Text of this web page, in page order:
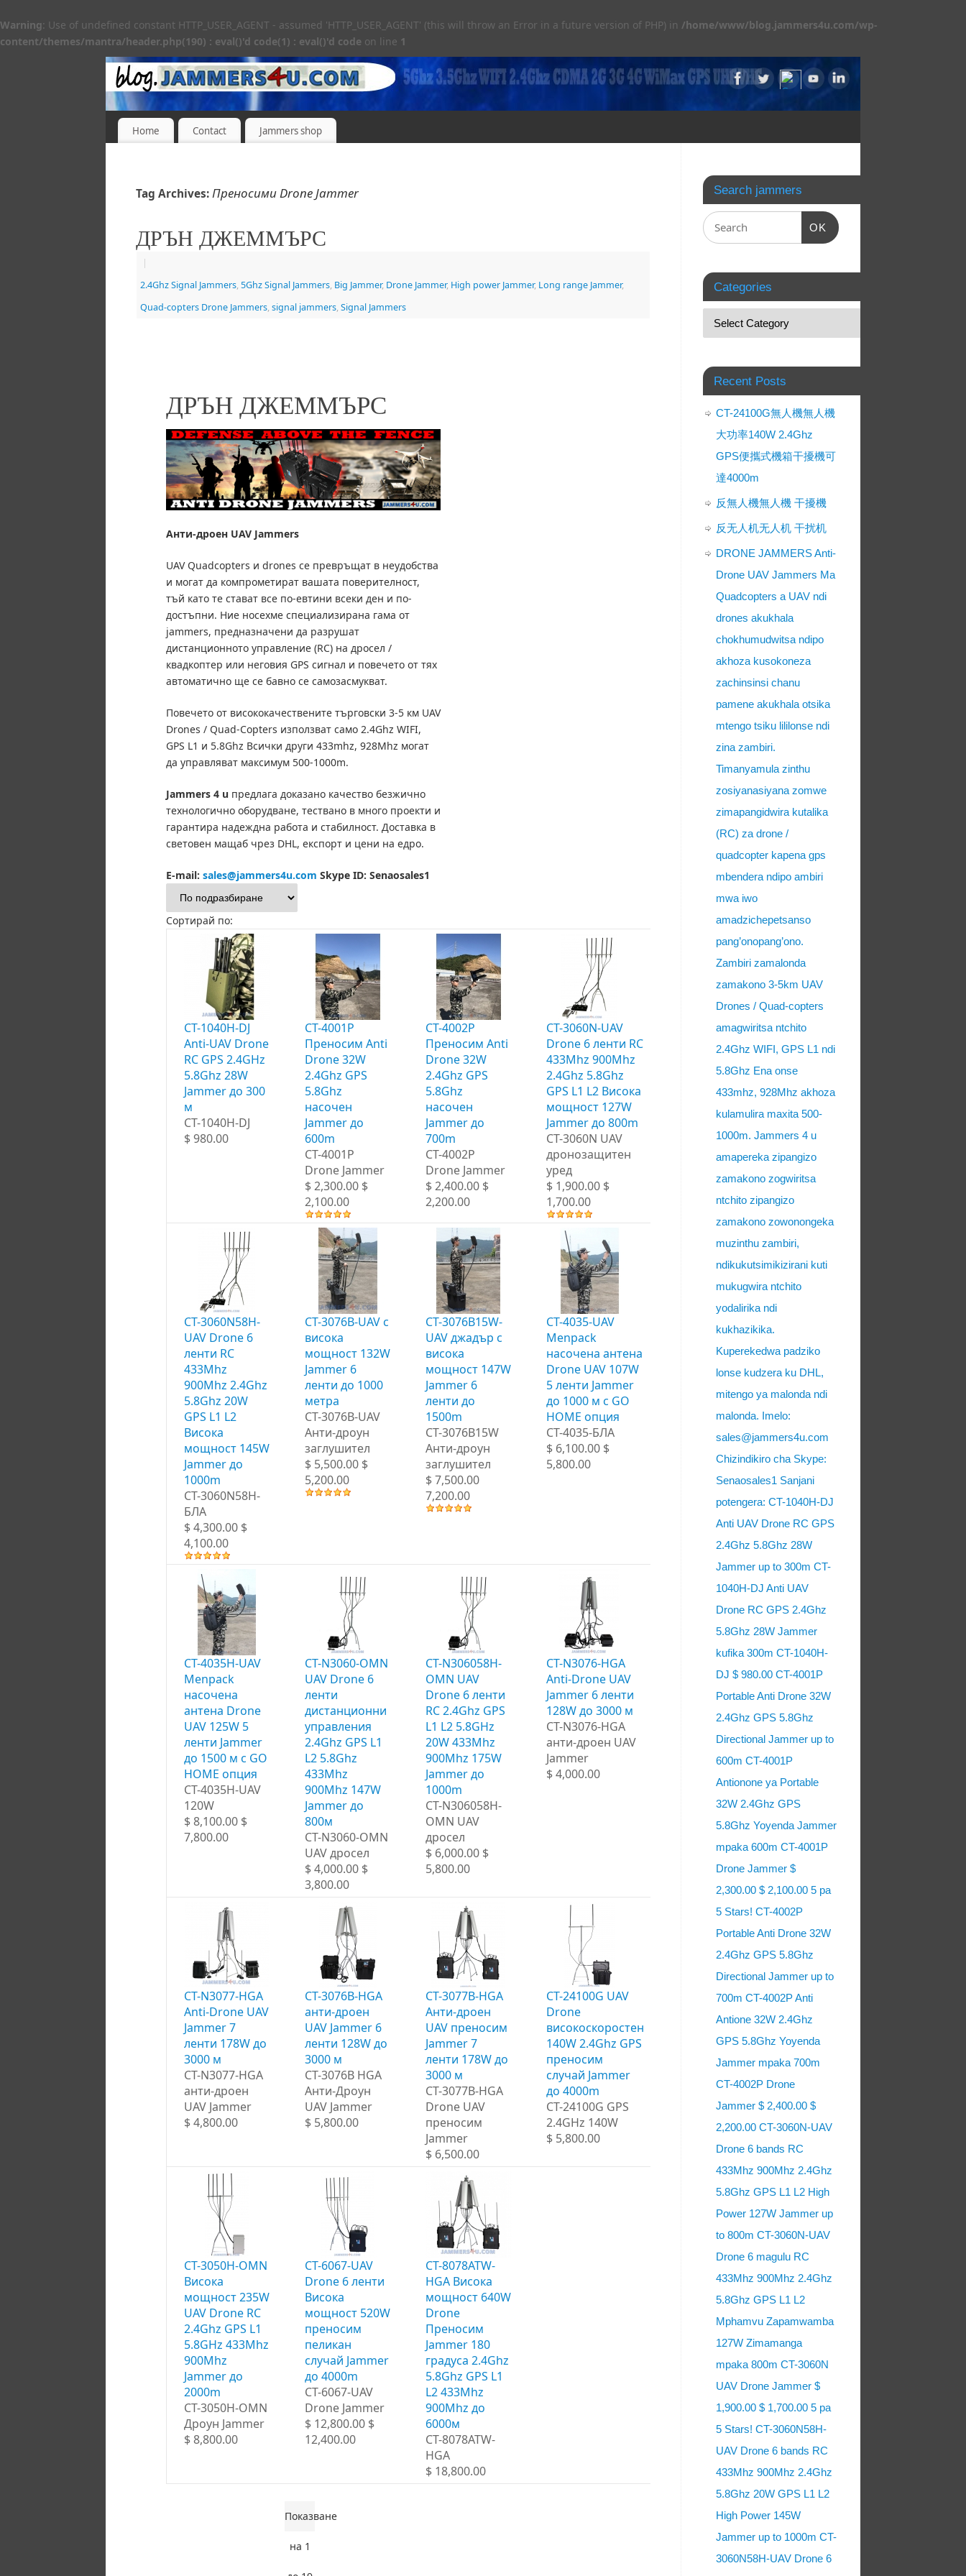
Warning: Use of undefined constant HTTP_USER_AGENT - assumed 'HTTP_USER_AGENT' (this will throw an Error in a future version of PHP) in /home/www/blog.jammers4u.com/wp-
content/themes/mantra/header.php(190) : eval()'d code(1) : eval()'d code on line 1
Home Contact Jammers shop
Tag Archives:Преносими Drone Jammer
ДРЪН ДЖЕММЪРС
|
2.4Ghz Signal Jammers, 5Ghz Signal Jammers, Big Jammer, Drone Jammer, High power Jammer, Long range Jammer,
Quad-copters Drone Jammers, signal jammers, Signal Jammers
ДРЪН ДЖЕММЪРС
Анти-дроен UAV Jammers
UAV Quadcopters и drones се превръщат в неудобства
и могат да компрометират вашата поверителност,
тъй като те стават все по-евтини всеки ден и по-
достъпни. Ние носехме специализирана гама от
jammers, предназначени да разрушат
дистанционното управление (RC) на дросел /
квадкоптер или неговия GPS сигнал и повечето от тях
автоматично ще се бавно се самозасмукват.
Повечето от висококачествените търговски 3-5 км UAV
Drones / Quad-Copters използват само 2.4Ghz WIFI,
GPS L1 и 5.8Ghz Всички други 433mhz, 928Mhz могат
да управляват максимум 500-1000m.
Jammers 4 u предлага доказано качество безжично
технологично оборудване, тествано в много проекти и
гарантира надеждна работа и стабилност. Доставка в
световен мащаб чрез DHL, експорт и цени на едро.
E-mail: sales@jammers4u.com Skype ID: Senaosales1
Сортирай по:
CT-1040H-DJ
Anti-UAV Drone
RC GPS 2.4GHz
5.8Ghz 28W
Jammer до 300
м
CT-1040H-DJ
$ 980.00
CT-4001P
Преносим Anti
Drone 32W
2.4Ghz GPS
5.8Ghz
насочен
Jammer до
600m
CT-4001P
Drone Jammer
$ 2,300.00 $
2,100.00
CT-4002P
Преносим Anti
Drone 32W
2.4Ghz GPS
5.8Ghz
насочен
Jammer до
700m
CT-4002P
Drone Jammer
$ 2,400.00 $
2,200.00
CT-3060N-UAV
Drone 6 ленти RC
433Mhz 900Mhz
2.4Ghz 5.8Ghz
GPS L1 L2 Висока
мощност 127W
Jammer до 800m
CT-3060N UAV
дронозащитен
уред
$ 1,900.00 $
1,700.00
CT-3060N58H-
UAV Drone 6
ленти RC
433Mhz
900Mhz 2.4Ghz
5.8Ghz 20W
GPS L1 L2
Висока
мощност 145W
Jammer до
1000m
CT-3060N58H-
БЛА
$ 4,300.00 $
4,100.00
CT-3076B-UAV с
висока
мощност 132W
Jammer 6
ленти до 1000
метра
CT-3076B-UAV
Анти-дроун
заглушител
$ 5,500.00 $
5,200.00
CT-3076B15W-
UAV джадър с
висока
мощност 147W
Jammer 6
ленти до
1500m
CT-3076B15W
Анти-дроун
заглушител
$ 7,500.00
7,200.00
CT-4035-UAV
Menpack
насочена антена
Drone UAV 107W
5 ленти Jammer
до 1000 м с GO
HOME опция
CT-4035-БЛА
$ 6,100.00 $
5,800.00
CT-4035H-UAV
Menpack
насочена
антена Drone
UAV 125W 5
ленти Jammer
до 1500 м с GO
HOME опция
CT-4035H-UAV
120W
$ 8,100.00 $
7,800.00
CT-N3060-OMN
UAV Drone 6
ленти
дистанционни
управления
2.4Ghz GPS L1
L2 5.8Ghz
433Mhz
900Mhz 147W
Jammer до
800м
CT-N3060-OMN
UAV дросел
$ 4,000.00 $
3,800.00
CT-N306058H-
OMN UAV
Drone 6 ленти
RC 2.4Ghz GPS
L1 L2 5.8GHz
20W 433Mhz
900Mhz 175W
Jammer до
1000m
CT-N306058H-
OMN UAV
дросел
$ 6,000.00 $
5,800.00
CT-N3076-HGA ​​
Anti-Drone UAV
Jammer 6 ленти
128W до 3000 м
CT-N3076-HGA ​​
анти-дроен UAV
Jammer
$ 4,000.00
CT-N3077-HGA
Anti-Drone UAV
Jammer 7
ленти 178W до
3000 м
CT-N3077-HGA
анти-дроен
UAV Jammer
$ 4,800.00
CT-3076B-HGA
анти-дроен
UAV Jammer 6
ленти 128W до
3000 м
CT-3076B HGA
Анти-Дроун
UAV Jammer
$ 5,800.00
CT-3077B-HGA
Анти-дроен
UAV преносим
Jammer 7
ленти 178W до
3000 м
CT-3077B-HGA
Drone UAV
преносим
Jammer
$ 6,500.00
CT-24100G UAV
Drone
високоскоростен
140W 2.4Ghz GPS
преносим
случай Jammer
до 4000m
CT-24100G GPS
2.4GHz 140W
$ 5,800.00
CT-3050H-OMN
Висока
мощност 235W
UAV Drone RC
2.4Ghz GPS L1
5.8GHz 433Mhz
900Mhz
Jammer до
2000m
CT-3050H-OMN
Дроун Jammer
$ 8,800.00
CT-6067-UAV
Drone 6 ленти
Висока
мощност 520W
преносим
пеликан
случай Jammer
до 4000m
CT-6067-UAV
Drone Jammer
$ 12,800.00 $
12,400.00
CT-8078ATW-
HGA Висока
мощност 640W
Drone
Преносим
Jammer 180
градуса 2.4Ghz
5.8Ghz GPS L1
L2 433Mhz
900Mhz до
6000м
CT-8078ATW-
HGA
$ 18,800.00
Показване
на 1
Search jammers
OK
Categories
Recent Posts
CT-24100G無人機無人機
大功率140W 2.4Ghz
GPS便攜式機箱干擾機可
達4000m
反無人機無人機 干擾機
反无人机无人机 干扰机
DRONE JAMMERS Anti-
Drone UAV Jammers Ma
Quadcopters a UAV ndi
drones akukhala
chokhumudwitsa ndipo
akhoza kusokoneza
zachinsinsi chanu
pamene akukhala otsika
mtengo tsiku lililonse ndi
zina zambiri.
Timanyamula zinthu
zosiyanasiyana zomwe
zimapangidwira kutalika
(RC) za drone /
quadcopter kapena gps
mbendera ndipo ambiri
mwa iwo
amadzichepetsanso
pang’onopang’ono.
Zambiri zamalonda
zamakono 3-5km UAV
Drones / Quad-copters
amagwiritsa ntchito
2.4Ghz WIFI, GPS L1 ndi
5.8Ghz Ena onse
433mhz, 928Mhz akhoza
kulamulira maxita 500-
1000m. Jammers 4 u
amapereka zipangizo
zamakono zogwiritsa
ntchito zipangizo
zamakono zowonongeka
muzinthu zambiri,
ndikukutsimikizirani kuti
mukugwira ntchito
yodalirika ndi
kukhazikika.
Kuperekedwa padziko
lonse kudzera ku DHL,
mitengo ya malonda ndi
malonda. Imelo:
sales@jammers4u.com
Chizindikiro cha Skype:
Senaosales1 Sanjani
potengera: CT-1040H-DJ
Anti UAV Drone RC GPS
2.4Ghz 5.8Ghz 28W
Jammer up to 300m CT-
1040H-DJ Anti UAV
Drone RC GPS 2.4Ghz
5.8Ghz 28W Jammer
kufika 300m CT-1040H-
DJ $ 980.00 CT-4001P
Portable Anti Drone 32W
2.4Ghz GPS 5.8Ghz
Directional Jammer up to
600m CT-4001P
Antionone ya Portable
32W 2.4Ghz GPS
5.8Ghz Yoyenda Jammer
mpaka 600m CT-4001P
Drone Jammer $
2,300.00 $ 2,100.00 5 pa
5 Stars! CT-4002P
Portable Anti Drone 32W
2.4Ghz GPS 5.8Ghz
Directional Jammer up to
700m CT-4002P Anti
Antione 32W 2.4Ghz
GPS 5.8Ghz Yoyenda
Jammer mpaka 700m
CT-4002P Drone
Jammer $ 2,400.00 $
2,200.00 CT-3060N-UAV
Drone 6 bands RC
433Mhz 900Mhz 2.4Ghz
5.8Ghz GPS L1 L2 High
Power 127W Jammer up
to 800m CT-3060N-UAV
Drone 6 magulu RC
433Mhz 900Mhz 2.4Ghz
5.8Ghz GPS L1 L2
Mphamvu Zapamwamba
127W Zimamanga
mpaka 800m CT-3060N
UAV Drone Jammer $
1,900.00 $ 1,700.00 5 pa
5 Stars! CT-3060N58H-
UAV Drone 6 bands RC
433Mhz 900Mhz 2.4Ghz
5.8Ghz 20W GPS L1 L2
High Power 145W
Jammer up to 1000m CT-
3060N58H-UAV Drone 6